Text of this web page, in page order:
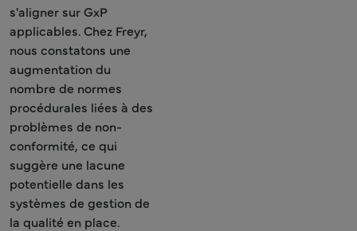
s'aligner sur GxP
applicables. Chez Freyr,
nous constatons une
augmentation du
nombre de normes
procédurales liées à des
problèmes de non-
conformité, ce qui
suggère une lacune
potentielle dans les
systèmes de gestion de
la qualité en place.